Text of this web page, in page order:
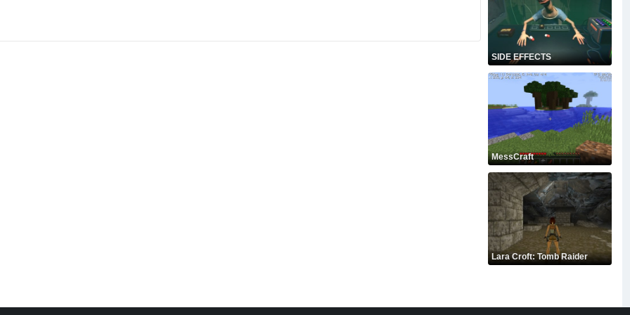
SIDE EFFECTS
MessCraft
Lara Croft: Tomb Raider